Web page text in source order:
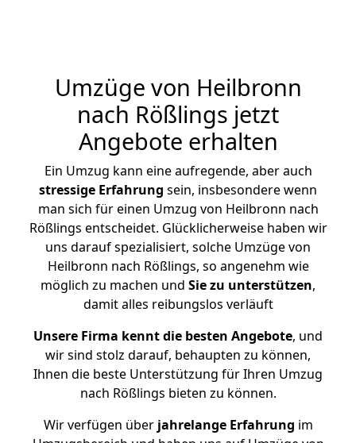
Umzüge von Heilbronn
nach Rößlings jetzt
Angebote erhalten
Ein Umzug kann eine aufregende, aber auch
stressige Erfahrung sein, insbesondere wenn
man sich für einen Umzug von Heilbronn nach
Rößlings entscheidet. Glücklicherweise haben wir
uns darauf spezialisiert, solche Umzüge von
Heilbronn nach Rößlings, so angenehm wie
möglich zu machen und Sie zu unterstützen,
damit alles reibungslos verläuft
Unsere Firma kennt die besten Angebote, und
wir sind stolz darauf, behaupten zu können,
Ihnen die beste Unterstützung für Ihren Umzug
nach Rößlings bieten zu können.
Wir verfügen überjahrelange Erfahrung im